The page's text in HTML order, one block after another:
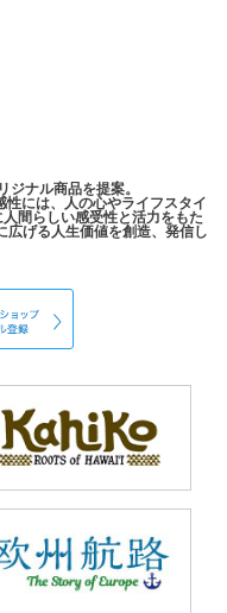
ナル商品を提案。
には、人の心やライフスタイ
間らしい感受性と活力をもた
げる人生価値を創造、発信し